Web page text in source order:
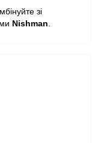
зі
Nishman